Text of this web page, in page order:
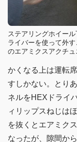
ステアリングホイー
ライバーを使って外
のエアミクスアクチュ
かくなる上は運転
すしかない。とり
ネルをHEXドライ
ィリップスねじは
を抜くとエアミク
なったが、隙間か